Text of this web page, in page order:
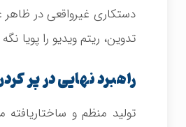
دستکاری غیرواقعی در
تدوین، ریتم ویدیو را پویا
راهبرد نهایی در پر
تولید منظم و